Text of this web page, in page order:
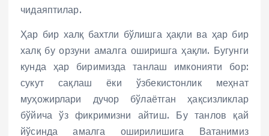
чидаяптилар.
Ҳар бир халқ бахтли бўлишга ҳақли ва ҳар бир
халқ бу орзуни амалга оширишга ҳақли. Бугунги
кунда ҳар биримизда танлаш имконияти бор:
сукут сақлаш ёки ўзбекистонлик меҳнат
муҳожирлари дучор бўлаётган ҳақсизликлар
бўйича ўз фикримизни айтиш. Бу танлов қай
йўсинда амалга оширилишига Ватанимиз